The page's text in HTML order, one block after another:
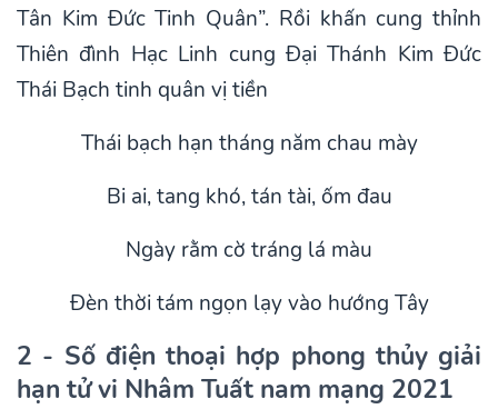
Tân Kim Đức Tinh Quân”. Rồi khấn cung thỉnh
Thiên đình Hạc Linh cung Đại Thánh Kim Đức
Thái Bạch tinh quân vị tiền
Thái bạch hạn tháng năm chau mày
Bi ai, tang khó, tán tài, ốm đau
Ngày rằm cờ tráng lá màu
Đèn thời tám ngọn lạy vào hướng Tây
2 - Số điện thoại hợp phong thủy giải
hạn tử vi Nhâm Tuất nam mạng 2021